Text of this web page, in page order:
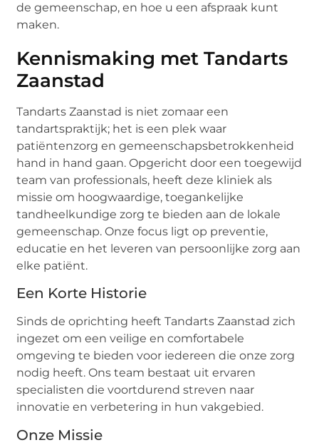
de gemeenschap, en hoe u een afspraak kunt
maken.
Kennismaking met Tandarts
Zaanstad
Tandarts Zaanstad is niet zomaar een
tandartspraktijk; het is een plek waar
patiëntenzorg en gemeenschapsbetrokkenheid
hand in hand gaan. Opgericht door een toegewijd
team van professionals, heeft deze kliniek als
missie om hoogwaardige, toegankelijke
tandheelkundige zorg te bieden aan de lokale
gemeenschap. Onze focus ligt op preventie,
educatie en het leveren van persoonlijke zorg aan
elke patiënt.
Een Korte Historie
Sinds de oprichting heeft Tandarts Zaanstad zich
ingezet om een veilige en comfortabele
omgeving te bieden voor iedereen die onze zorg
nodig heeft. Ons team bestaat uit ervaren
specialisten die voortdurend streven naar
innovatie en verbetering in hun vakgebied.
Onze Missie